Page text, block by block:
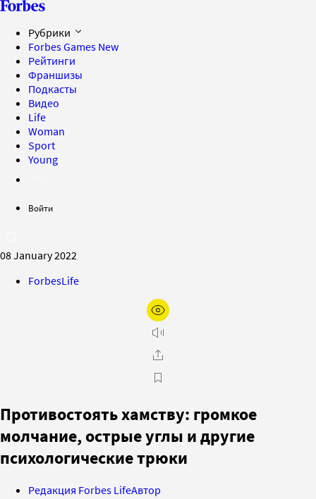
Рубрики
Forbes Games New
Рейтинги
Франшизы
Подкасты
Видео
Life
Woman
Sport
Young
Войти
08 January 2022
ForbesLife
Противостоять хамству: громкое
молчание, острые углы и другие
психологические трюки
Редакция Forbes LifeАвтор